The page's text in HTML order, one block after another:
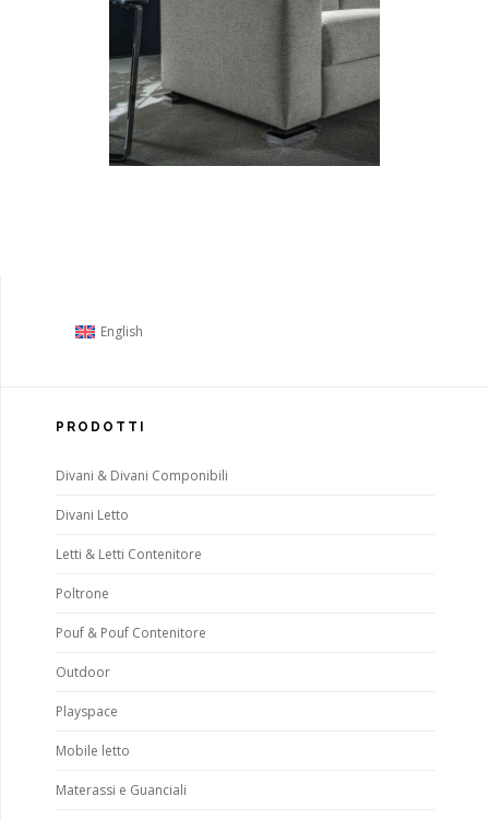
English
PRODOTTI
Divani & Divani Componibili
Divani Letto
Letti & Letti Contenitore
Poltrone
Pouf & Pouf Contenitore
Outdoor
Playspace
Mobile letto
Materassi e Guanciali